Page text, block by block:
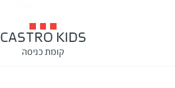
CASTRO KIDS
קומת כניסה